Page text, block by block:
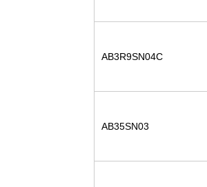
AB3R9SN04C
AB35SN03